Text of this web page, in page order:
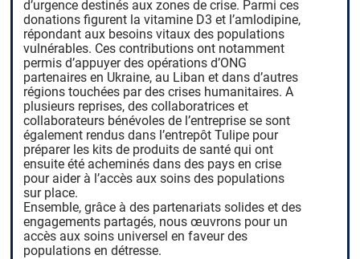
d’urgence destinés aux zones de crise. Parmi ces
donations figurent la vitamine D3 et l’amlodipine,
répondant aux besoins vitaux des populations
vulnérables. Ces contributions ont notamment
permis d’appuyer des opérations d’ONG
partenaires en Ukraine, au Liban et dans d’autres
régions touchées par des crises humanitaires. A
plusieurs reprises, des collaboratrices et
collaborateurs bénévoles de l’entreprise se sont
également rendus dans l’entrepôt Tulipe pour
préparer les kits de produits de santé qui ont
ensuite été acheminés dans des pays en crise
pour aider à l’accès aux soins des populations
sur place.
Ensemble, grâce à des partenariats solides et des
engagements partagés, nous œuvrons pour un
accès aux soins universel en faveur des
populations en détresse.